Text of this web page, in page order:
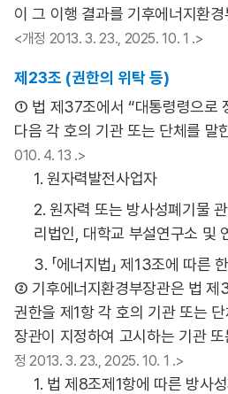
이 그 이행 결과를 기후에너지환
<개정 2013. 3. 23., 2025. 10. 1 .>
제23조 (권한의 위탁 등)
① 법 제37조에서 “대통령령으로
다음 각 호의 기관 또는 단체를 말
010. 4. 13 .>
1. 원자력발전사업자
2. 원자력 또는 방사성폐기물
리법인, 대학교 부설연구소 및
3. 「에너지법」 제13조에 따른
② 기후에너지환경부장관은 법 제
권한을 제1항 각 호의 기관 또는
장관이 지정하여 고시하는 기관
정 2013. 3. 23., 2025. 10. 1 .>
1. 법 제8조제1항에 따른 방사